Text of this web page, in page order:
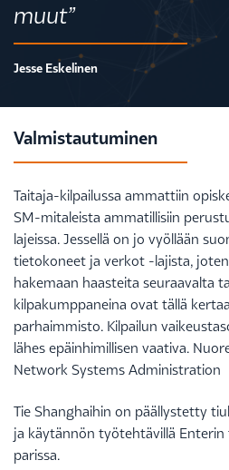
muut”
Jesse Eskelinen
Valmistautuminen
Taitaja-kilpailussa ammattiin
SM-mitaleista ammatillisiin
lajeissa. Jessellä on jo vyöllään
tietokoneet ja verkot -lajista,
hakemaan haasteita seuraavalta
kilpakumppaneina ovat tällä
parhaimmisto. Kilpailun
lähes epäinhimillisen vaativa.
Network Systems Administration
Tie Shanghaihin on päällystetty
ja käytännön työtehtävillä
parissa.